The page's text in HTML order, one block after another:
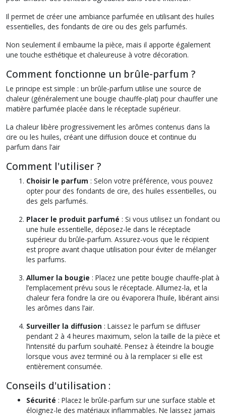
Il permet de créer une ambiance parfumée en utilisant des huiles
essentielles, des fondants de cire ou des gels parfumés.
Non seulement il embaume la pièce, mais il apporte également
une touche esthétique et chaleureuse à votre décoration.
Comment fonctionne un brûle-parfum ?
Le principe est simple : un brûle-parfum utilise une source de
chaleur (généralement une bougie chauffe-plat) pour chauffer une
matière parfumée placée dans le réceptacle supérieur.
La chaleur libère progressivement les arômes contenus dans la
cire ou les huiles, créant une diffusion douce et continue du
parfum dans l’air
Comment l'utiliser ?
Choisir le parfum : Selon votre préférence, vous pouvez
opter pour des fondants de cire, des huiles essentielles, ou
des gels parfumés.
Placer le produit parfumé : Si vous utilisez un fondant ou
une huile essentielle, déposez-le dans le réceptacle
supérieur du brûle-parfum. Assurez-vous que le récipient
est propre avant chaque utilisation pour éviter de mélanger
les parfums.
Allumer la bougie : Placez une petite bougie chauffe-plat à
l’emplacement prévu sous le réceptacle. Allumez-la, et la
chaleur fera fondre la cire ou évaporera l’huile, libérant ainsi
les arômes dans l’air.
Surveiller la diffusion : Laissez le parfum se diffuser
pendant 2 à 4 heures maximum, selon la taille de la pièce et
l’intensité du parfum souhaité. Pensez à éteindre la bougie
lorsque vous avez terminé ou à la remplacer si elle est
entièrement consumée.
Conseils d'utilisation :
Sécurité : Placez le brûle-parfum sur une surface stable et
éloignez-le des matériaux inflammables. Ne laissez jamais